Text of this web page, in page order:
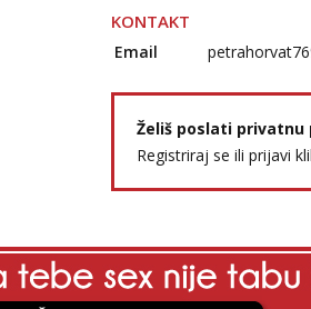
KONTAKT
Email
Želiš poslati privatnu
Registriraj se ili prijavi